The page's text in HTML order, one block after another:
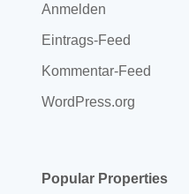
Anmelden
Eintrags-Feed
Kommentar-Feed
WordPress.org
Popular Properties